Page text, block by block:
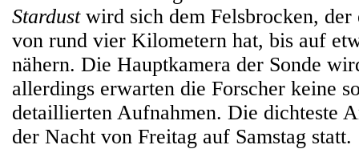
Stardustwird sich dem Felsbrocken, der
von rund vier Kilometern hat, bis auf
nähern. Die Hauptkamera der Sonde
allerdings erwarten die Forscher keine
detaillierten Aufnahmen. Die dichteste
der Nacht von Freitag auf Samstag statt.